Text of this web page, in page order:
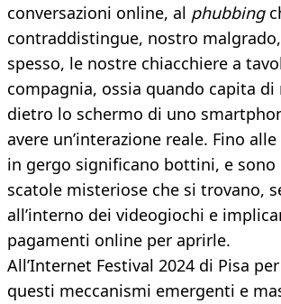
conversazioni online, al phubbing
contraddistingue, nostro
spesso, le nostre chiacchiere a
compagnia, ossia quando capita di
dietro lo schermo di uno
avere un’interazione reale. Fino alle
in gergo significano bottini, e sono
scatole misteriose che si trovano,
all’interno dei videogiochi e
pagamenti online per aprirle.
All’Internet Festival 2024 di Pisa
questi meccanismi emergenti e